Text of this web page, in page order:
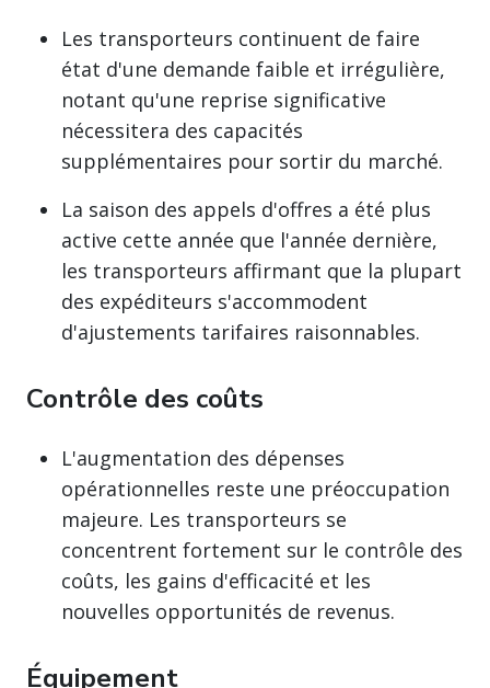
Les transporteurs continuent de faire
état d'une demande faible et irrégulière,
notant qu'une reprise significative
nécessitera des capacités
supplémentaires pour sortir du marché.
La saison des appels d'offres a été plus
active cette année que l'année dernière,
les transporteurs affirmant que la plupart
des expéditeurs s'accommodent
d'ajustements tarifaires raisonnables.
Contrôle des coûts
L'augmentation des dépenses
opérationnelles reste une préoccupation
majeure. Les transporteurs se
concentrent fortement sur le contrôle des
coûts, les gains d'efficacité et les
nouvelles opportunités de revenus.
Équipement